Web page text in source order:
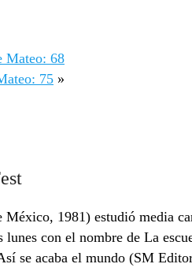
Mateo: 68
75 »
1981) estudió media
lunes con el nombre de La
se acaba el mundo (SM